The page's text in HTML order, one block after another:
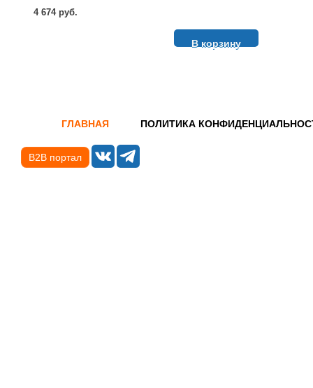
4 674 руб.
В корзину
ГЛАВНАЯ ПОЛИТИКА
B2B портал